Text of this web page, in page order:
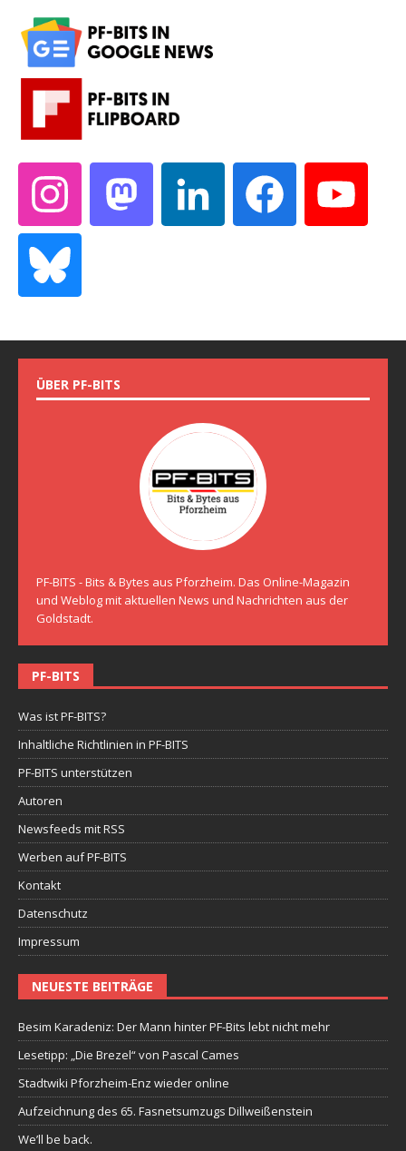
ÜBER PF-BITS
PF-BITS - Bits & Bytes aus Pforzheim. Das Online-Magazin
und Weblog mit aktuellen News und Nachrichten aus der
Goldstadt.
PF-BITS
Was ist PF-BITS?
Inhaltliche Richtlinien in PF-BITS
PF-BITS unterstützen
Autoren
Newsfeeds mit RSS
Werben auf PF-BITS
Kontakt
Datenschutz
Impressum
NEUESTE BEITRÄGE
Besim Karadeniz: Der Mann hinter PF-Bits lebt nicht mehr
Lesetipp: „Die Brezel“ von Pascal Cames
Stadtwiki Pforzheim-Enz wieder online
Aufzeichnung des 65. Fasnetsumzugs Dillweißenstein
We’ll be back.